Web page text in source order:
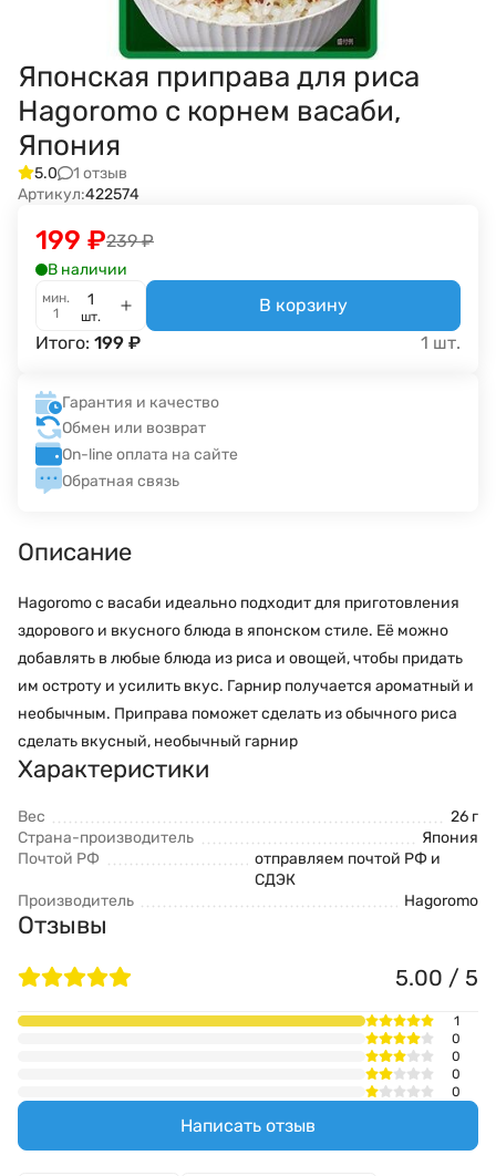
Японская приправа для риса
Hagoromo с корнем васаби,
Япония
5.0
1 отзыв
Артикул:422574
239 ₽
199 ₽
В наличии
мин.
1
шт.
В корзину
Итого: 199 ₽ 1 шт.
Гарантия и качество
Обмен или возврат
On-line оплата на сайте
Обратная связь
Описание
Hagoromo с васаби идеально подходит для приготовления
здорового и вкусного блюда в японском стиле. Её можно
добавлять в любые блюда из риса и овощей, чтобы придать
им остроту и усилить вкус. Гарнир получается ароматный и
необычным. Приправа поможет сделать из обычного риса
сделать вкусный, необычный гарнир
Характеристики
Вес
26 г
Страна-производитель
Япония
Почтой РФ
отправляем почтой РФ и
СДЭК
Производитель
Hagoromo
Отзывы
5.00 / 5
1
0
0
0
0
Написать отзыв